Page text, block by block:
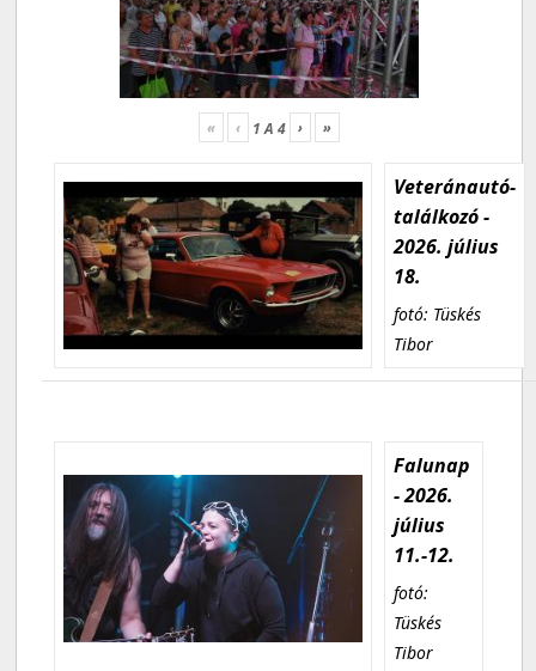
« ‹ 1A 4 › »
Veteránautó-
találkozó -
2026. július
18.
fotó: Tüskés
Tibor
Falunap
- 2026.
július
11.-12.
fotó:
Tüskés
Tibor